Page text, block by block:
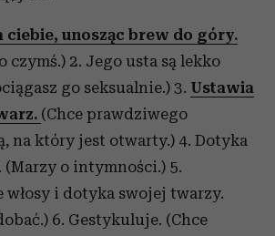
ciebie, unosząc brew do góry.
czymś.) 2. Jego usta są lekko
go seksualnie.) 3. Ustawia
(Chce prawdziwego
na który jest otwarty.) 4. Dotyka
(Marzy o intymności.) 5.
włosy i dotyka swojej twarzy.
6. Gestykuluje. (Chce